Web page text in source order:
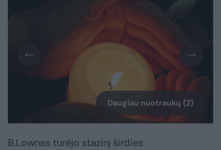
Daugiau nuotraukų (2)
B.Lownas turėjo stazinį širdies